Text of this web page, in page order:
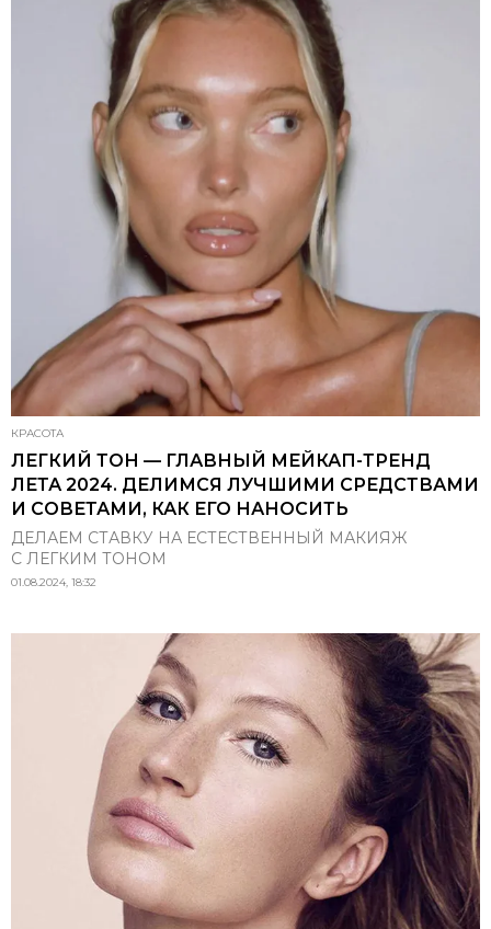
КРАСОТА
ЛЕГКИЙ ТОН — ГЛАВНЫЙ МЕЙКАП-ТРЕНД
ЛЕТА 2024. ДЕЛИМСЯ ЛУЧШИМИ СРЕДСТВАМИ
И СОВЕТАМИ, КАК ЕГО НАНОСИТЬ
ДЕЛАЕМ СТАВКУ НА ЕСТЕСТВЕННЫЙ МАКИЯЖ
С ЛЕГКИМ ТОНОМ
01.08.2024, 18:32